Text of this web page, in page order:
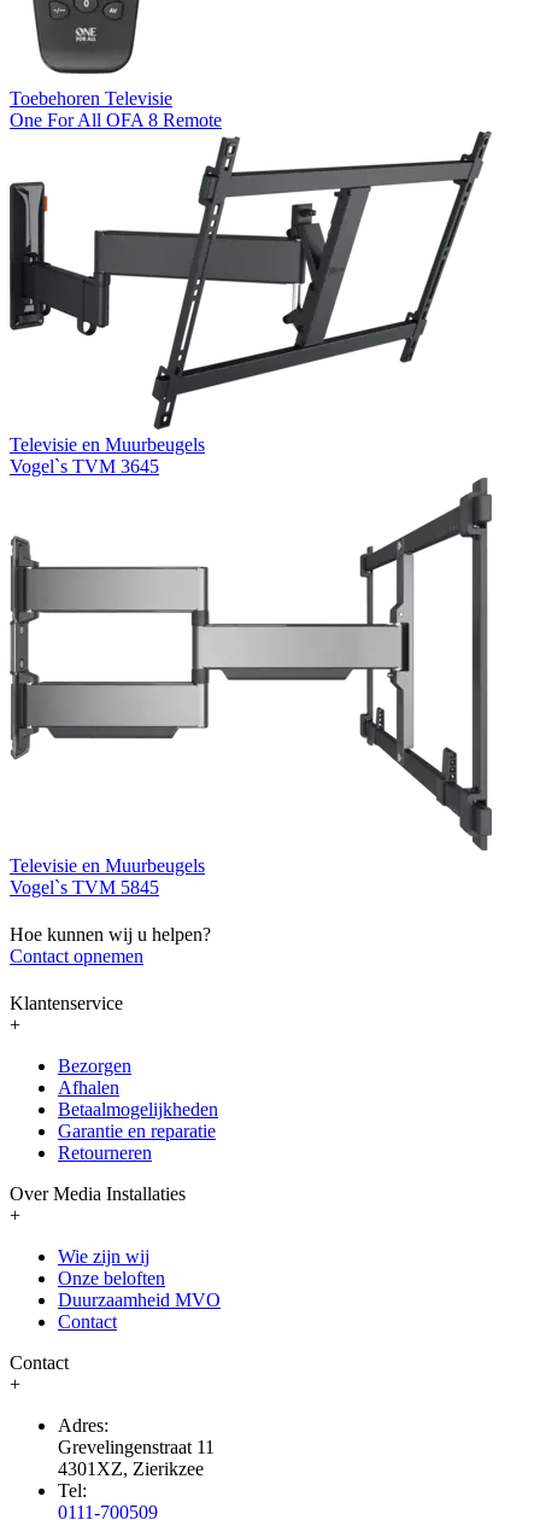
Toebehoren Televisie
One For All OFA 8 Remote
Televisie en Muurbeugels
Vogel`s TVM 3645
Televisie en Muurbeugels
Vogel`s TVM 5845
Hoe kunnen wij u helpen?
Contact opnemen
Klantenservice
+
Bezorgen
Afhalen
Betaalmogelijkheden
Garantie en reparatie
Retourneren
Over Media Installaties
+
Wie zijn wij
Onze beloften
Duurzaamheid MVO
Contact
Contact
+
Adres:
Grevelingenstraat 11
4301XZ, Zierikzee
Tel:
0111-700509